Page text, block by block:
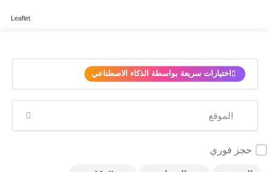
✨ اختيارات سريعة بواسطة الذكاء الاصطناعي
حجز فوري
Leaflet